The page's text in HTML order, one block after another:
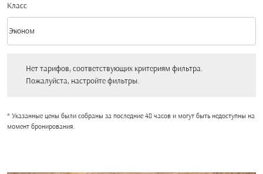
Класс
Класс option Эконом Selected
Эконом
keyboard_arrow_down
Нет тарифов, соответствующих критериям фильтра.
Пожалуйста, настройте фильтры.
* Указанные цены были собраны за последние 48 часов и могут быть недоступны на
момент бронирования.